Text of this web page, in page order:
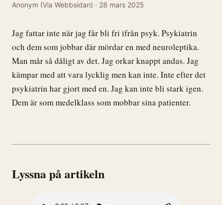
Anonym (Via Webbsidan) · 28 mars 2025
Jag fattar inte när jag får bli fri ifrån psyk. Psykiatrin
och dem som jobbar där mördar en med neuroleptika.
Man mår så dåligt av det. Jag orkar knappt andas. Jag
kämpar med att vara lycklig men kan inte. Inte efter det
psykiatrin har gjort med en. Jag kan inte bli stark igen.
Dem är som medelklass som mobbar sina patienter.
Lyssna på artikeln